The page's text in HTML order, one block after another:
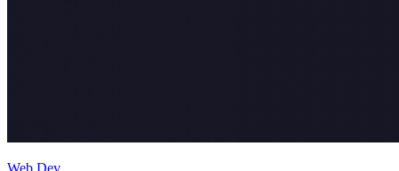
Web Dev